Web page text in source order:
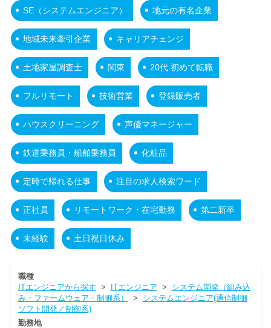
SE（システムエンジニア） 地元の有名企業
地域未来牽引企業 キャリアチェンジ
土地家屋調査士 関東 20代 初めて転職
フルリモート 技術営業 登録販売者
ハウスクリーニング 声優マネージャー
鉄道乗務員・船舶乗務員 化粧品
定時で帰れる仕事 注目の求人検索ワード
正社員 リモートワーク・在宅勤務 第二新卒
未経験 土日祝日休み
職種
ITエンジニアから探す > ITエンジニア > システム開発（組み込
み・ファームウェア・制御系）
> システムエンジニア(通信制御
ソフト開発／制御系)
勤務地